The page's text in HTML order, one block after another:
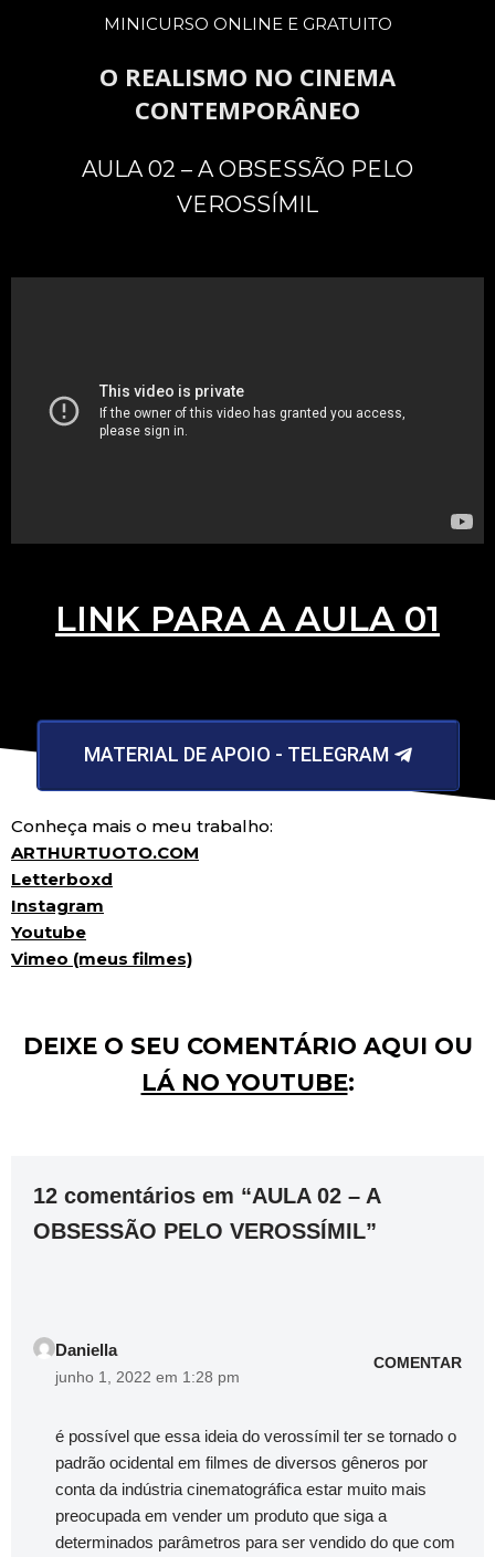
MINICURSO ONLINE E GRATUITO
O REALISMO NO CINEMA
CONTEMPORÂNEO
AULA 02 – A OBSESSÃO PELO
VEROSSÍMIL
LINK PARA A AULA 01
MATERIAL DE APOIO - TELEGRAM
Conheça mais o meu trabalho:
ARTHURTUOTO.COM
Letterboxd
Instagram
Youtube
Vimeo (meus filmes)
DEIXE O SEU COMENTÁRIO AQUI OU
LÁ NO YOUTUBE:
12 comentários em “AULA 02 – A
OBSESSÃO PELO VEROSSÍMIL”
Daniella
junho 1, 2022 em 1:28 pm
COMENTAR
é possível que essa ideia do verossímil ter se tornado o
padrão ocidental em filmes de diversos gêneros por
conta da indústria cinematográfica estar muito mais
preocupada em vender um produto que siga a
determinados parâmetros para ser vendido do que com